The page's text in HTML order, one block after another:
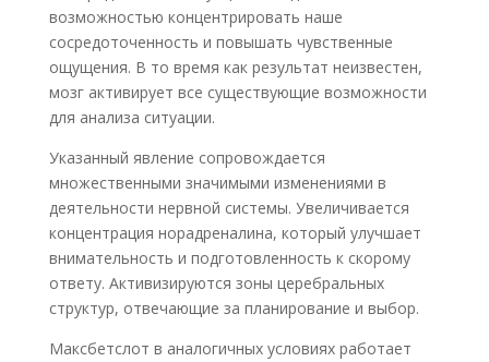
возможностью концентрировать наше
сосредоточенность и повышать чувственные
ощущения. В то время как результат неизвестен,
мозг активирует все существующие возможности
для анализа ситуации.
Указанный явление сопровождается
множественными значимыми изменениями в
деятельности нервной системы. Увеличивается
концентрация норадреналина, который улучшает
внимательность и подготовленность к скорому
ответу. Активизируются зоны церебральных
структур, отвечающие за планирование и выбор.
Максбетслот в аналогичных условиях работает